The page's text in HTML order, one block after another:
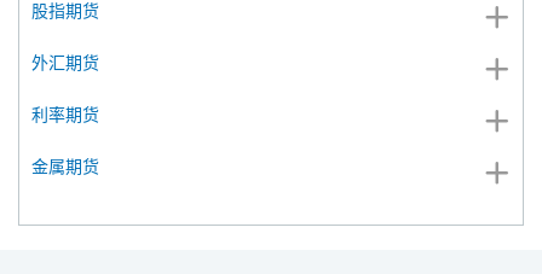
股指期货
外汇期货
利率期货
金属期货